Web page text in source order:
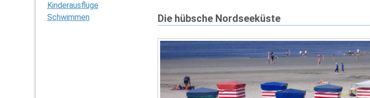
Kinderausflüge
Schwimmen
Die hübsche Nordseeküste